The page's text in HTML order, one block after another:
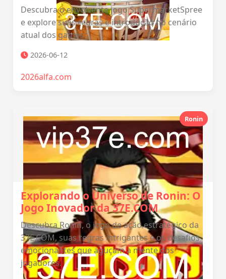
Descubra o envolvente jogo SupermarketSpree
e explore suas regras e introdução no cenário
atual dos games.
2026-06-12
2026alfa.com
Ronin
Explorando o Universo de Ronin: O
Jogo Inovador da 37E.COM
Descubra Ronin, o jogo de ação estratégico da
37E.COM, suas regras intrigantes e os desafios
emocionantes que aguçam a mente dos
jogadores.